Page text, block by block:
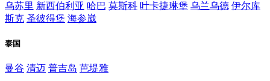
乌苏里 新西伯利亚 哈巴 莫斯科 叶卡捷琳堡 乌兰乌德 伊尔库
斯克 圣彼得堡 海参崴
泰国
曼谷 清迈 普吉岛 芭堤雅